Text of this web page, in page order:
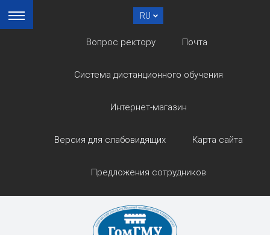
RU
Вопрос ректору Почта
Система дистанционного обучения
Интернет-магазин
Версия для слабовидящих Карта сайта
Предложения сотрудников